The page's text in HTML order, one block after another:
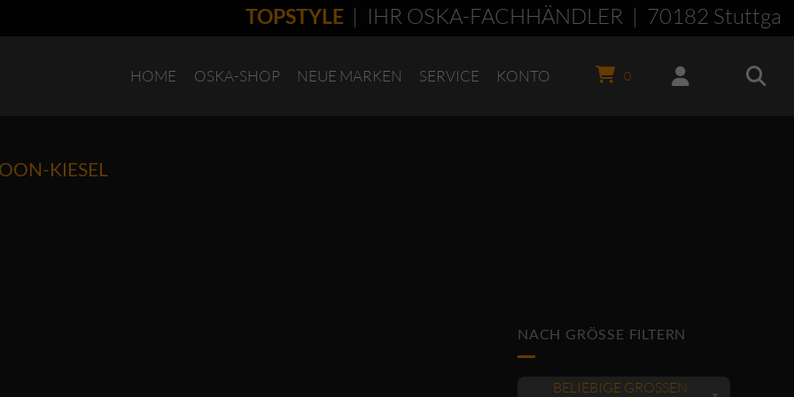
TOPSTYLE| IHR OSKA-FACHHÄNDLER | 70182
HOME OSKA-SHOP NEUE MARKEN SERVICE KONTO 0
KIESEL
NACH GRÖSSE FILTERN
BELIEBIGE GRÖSSEN